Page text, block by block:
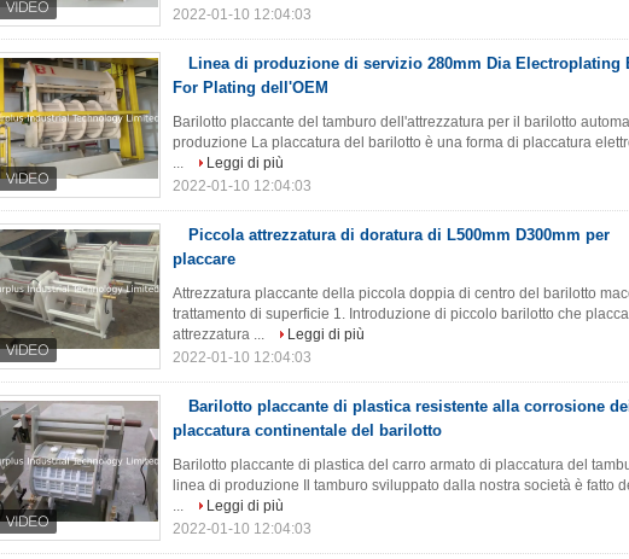
2022-01-10 12:04:03
Linea di produzione di servizio 280mm Dia Electroplating
For Plating dell'OEM
Barilotto placcante del tamburo dell'attrezzatura per il barilotto
produzione La placcatura del barilotto è una forma di placcatura
...
Leggi di più
2022-01-10 12:04:03
Piccola attrezzatura di doratura di L500mm D300mm per
placcare
Attrezzatura placcante della piccola doppia di centro del barilotto
trattamento di superficie 1. Introduzione di piccolo barilotto che
attrezzatura ...
Leggi di più
2022-01-10 12:04:03
Barilotto placcante di plastica resistente alla corrosione
placcatura continentale del barilotto
Barilotto placcante di plastica del carro armato di placcatura del
linea di produzione Il tamburo sviluppato dalla nostra società è fatto
...
Leggi di più
2022-01-10 12:04:03